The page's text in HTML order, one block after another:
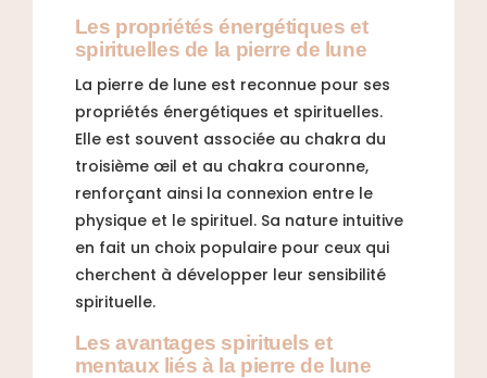
Les propriétés énergétiques et
spirituelles de la pierre de lune
La pierre de lune est reconnue pour ses
propriétés énergétiques et spirituelles.
Elle est souvent associée au chakra du
troisième œil et au chakra couronne,
renforçant ainsi la connexion entre le
physique et le spirituel. Sa nature intuitive
en fait un choix populaire pour ceux qui
cherchent à développer leur sensibilité
spirituelle.
Les avantages spirituels et
mentaux liés à la pierre de lune